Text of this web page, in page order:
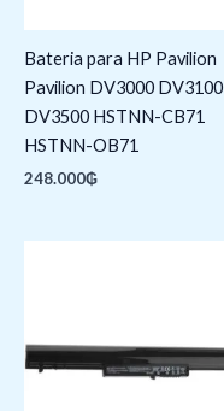
Bateria para HP Pavilion
Pavilion DV3000 DV3100
DV3500 HSTNN-CB71
HSTNN-OB71
248.000₲